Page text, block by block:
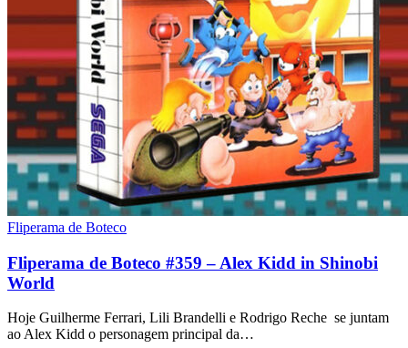
Fliperama de Boteco
Fliperama de Boteco #359 – Alex Kidd in Shinobi
World
Hoje Guilherme Ferrari, Lili Brandelli e Rodrigo Reche se juntam
ao Alex Kidd o personagem principal da…